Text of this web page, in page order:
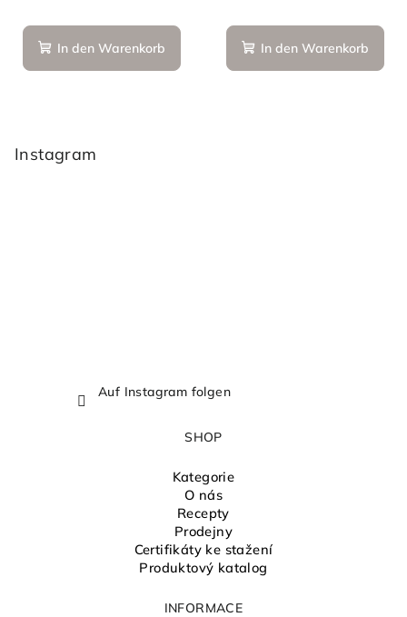
In den Warenkorb In den Warenkorb
ßInstagram
Auf Instagram folgen
SHOP
Kategorie
O nás
Recepty
Prodejny
Certifikáty ke stažení
Produktový katalog
INFORMACE